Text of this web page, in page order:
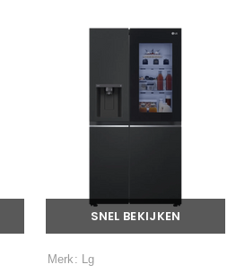
SNEL BEKIJKEN
Merk: Lg